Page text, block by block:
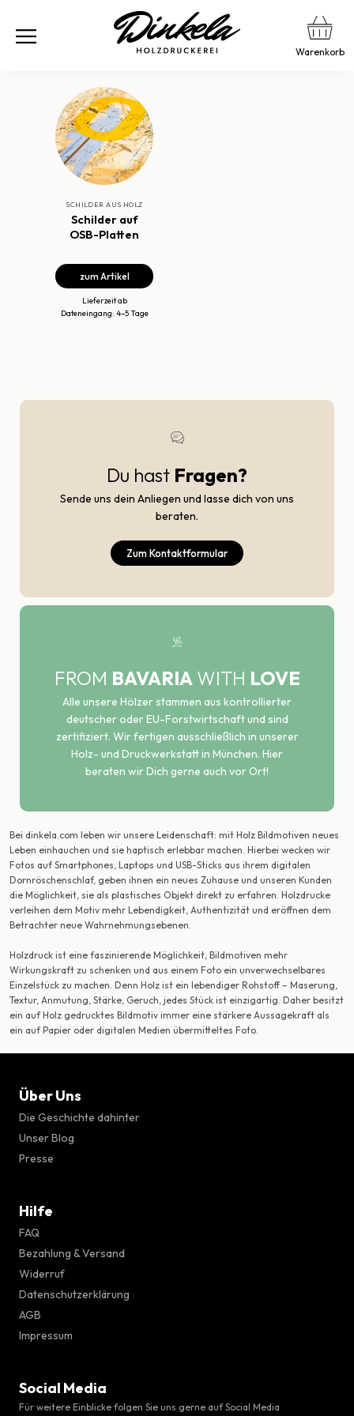
Warenkorb
SCHILDER AUS HOLZ
Schilder auf
OSB-Platten
zum Artikel
Lieferzeit ab
Dateneingang: 4–5 Tage
Du hast Fragen?
Sende uns dein Anliegen und lasse dich von uns
beraten.
Zum Kontaktformular
FROM BAVARIAWITH LOVE
Alle unsere Hölzer stammen aus kontrollierter
deutscher oder EU-Forstwirtschaft und sind
zertifiziert. Wir fertigen ausschließlich in unserer
Holz- und Druckwerkstatt in München. Hier
beraten wir Dich gerne auch vor Ort!
Bei dinkela.com leben wir unsere Leidenschaft: mit Holz Bildmotiven neues
Leben einhauchen und sie haptisch erlebbar machen. Hierbei wecken wir
Fotos auf Smartphones, Laptops und USB-Sticks aus ihrem digitalen
Dornröschenschlaf, geben ihnen ein neues Zuhause und unseren Kunden
die Möglichkeit, sie als plastisches Objekt direkt zu erfahren. Holzdrucke
verleihen dem Motiv mehr Lebendigkeit, Authentizität und eröffnen dem
Betrachter neue Wahrnehmungsebenen.
Holzdruck ist eine faszinierende Möglichkeit, Bildmotiven mehr
Wirkungskraft zu schenken und aus einem Foto ein unverwechselbares
Einzelstück zu machen. Denn Holz ist ein lebendiger Rohstoff – Maserung,
Textur, Anmutung, Stärke, Geruch, jedes Stück ist einzigartig. Daher besitzt
ein auf Holz gedrucktes Bildmotiv immer eine stärkere Aussagekraft als
ein auf Papier oder digitalen Medien übermitteltes Foto.
Über Uns
Die Geschichte dahinter
Unser Blog
Presse
Hilfe
FAQ
Bezahlung & Versand
Widerruf
Datenschutzerklärung
AGB
Impressum
Social Media
Für weitere Einblicke folgen Sie uns gerne auf Social Media